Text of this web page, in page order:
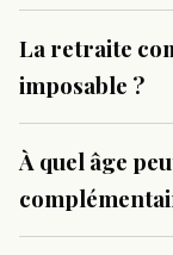
La retraite
imposable ?
À quel âge